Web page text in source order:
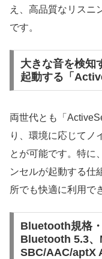
え、高品質なリスニ
です。
大きな音を検知
起動する「
両世代とも「
り、環境に応じてノ
とが可能です。特に
ンセルが起動する仕
所でも快適に利用で
Bluetooth規格
Bluetooth 5.3、
SBC/AAC/aptX